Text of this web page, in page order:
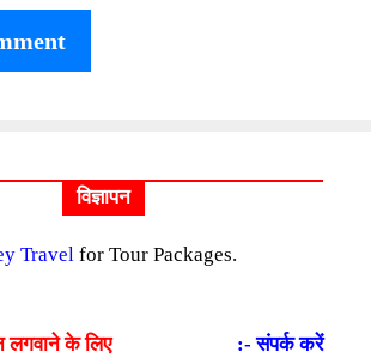
विज्ञापन
Travel for Tour Packages.
लगवाने के लिए :- संपर्क करें